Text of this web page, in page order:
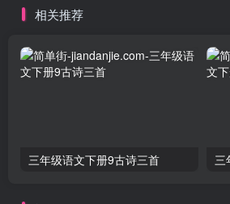
相关推荐
三年级语文下册9古诗三首